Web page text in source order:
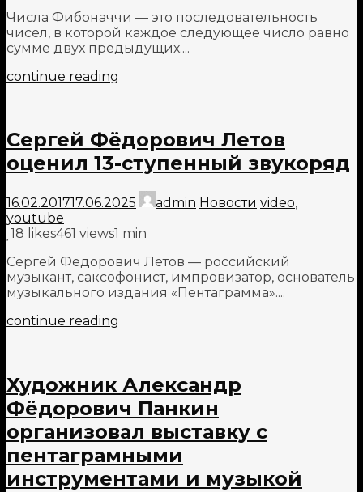
Числа Фибоначчи — это последовательность
чисел, в которой каждое следующее число равно
сумме двух предыдущих....
continue reading
Сергей Фёдорович Летов
оценил 13-ступенный звукоряд
16.02.201717.06.2025 admin Новости video,
youtube
18 likes461 views1 min
Сергей Фёдорович Летов — российский
музыкант, саксофонист, импровизатор, основатель
музыкального издания «Пентаграмма»....
continue reading
Художник Александр
Фёдорович Панкин
организовал выставку с
пентаграмными
инструментами и музыкой